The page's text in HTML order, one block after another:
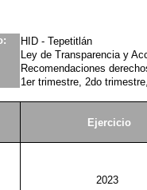
HID - Tepetitlán
Ley de Transparencia y
Recomendaciones
1er trimestre, 2do
Ejercicio
2023